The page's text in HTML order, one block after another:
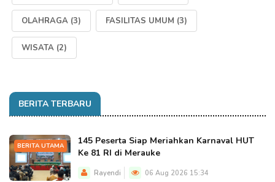
OLAHRAGA (3) FASILITAS UMUM (3)
WISATA (2)
BERITA TERBARU
BERITA UTAMA
145 Peserta Siap Meriahkan Karnaval HUT
Ke 81 RI di Merauke
Rayendi 06 Aug 2026 15:34